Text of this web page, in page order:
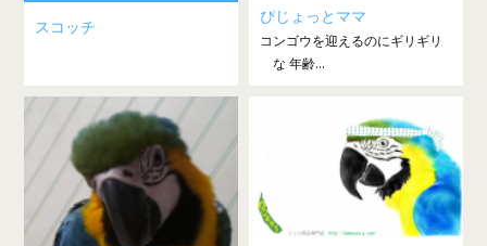
スコッチ
ぴじょっとママ
コンゴウを迎えるのにギリギリ
な 年齢...